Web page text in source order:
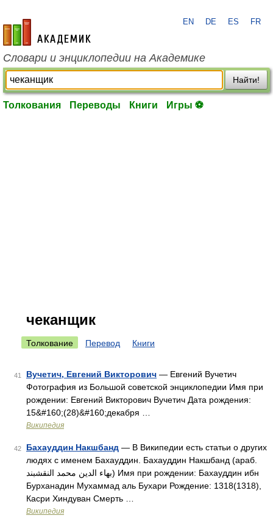
academic.ru
EN DE ES FR
Словари и энциклопедии на Академике
Найти!
Толкования Переводы Книги Игры ⚽
чеканщик
Толкование Перевод Книги
41 Вучетич, Евгений Викторович — Евгений Вучетич
Фотография из Большой советской энциклопедии Имя при
рождении: Евгений Викторович Вучетич Дата рождения:
15&#160;(28)&#160;декабря …
Википедия
42 Бахауддин Накшбанд — В Википедии есть статьи о других
людях с именем Бахауддин. Бахауддин Накшбанд (араб.
بهاء الدين محمد النقشبند‎‎) Имя при рождении: Бахауддин ибн
Бурханадин Мухаммад аль Бухари Рождение: 1318(1318),
Касри Хиндуван Смерть …
Википедия